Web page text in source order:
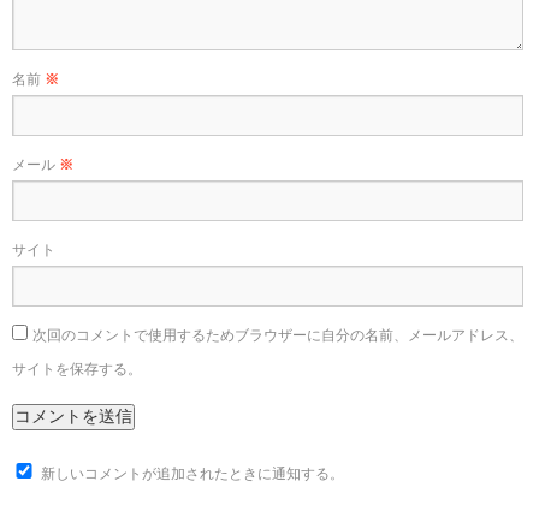
名前 ※
メール ※
サイト
次回のコメントで使用するためブラウザーに自分の名前、メールアドレス、
サイトを保存する。
新しいコメントが追加されたときに通知する。